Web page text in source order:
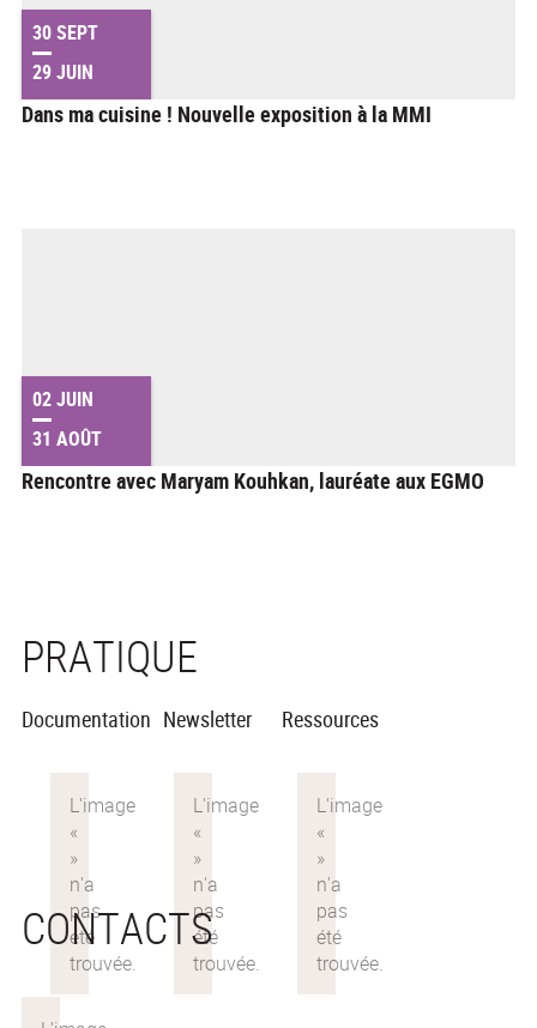
30 SEPT
29 JUIN
Dans ma cuisine ! Nouvelle exposition à la MMI
02 JUIN
31 AOÛT
Rencontre avec Maryam Kouhkan, lauréate aux EGMO
PRATIQUE
Documentation Newsletter Ressources
CONTACTS